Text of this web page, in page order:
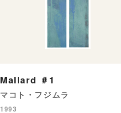
Mallard ＃1
マコト・フジムラ
1993